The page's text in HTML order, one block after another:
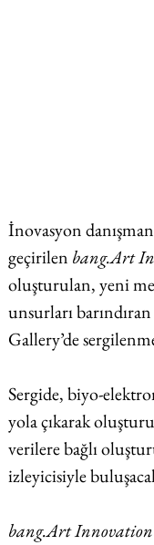
İnovasyon
geçirilen bang.Art
oluşturulan, yeni
unsurları
Gallery’de
Sergide, biyo-
yola çıkarak
verilere bağlı
izleyicisiyle
bang.Art